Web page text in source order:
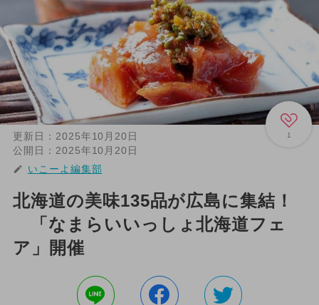
1
更新日： 2025年10月20日
公開日： 2025年10月20日
いこーよ編集部
北海道の美味135品が広島に集結！
「なまらいいっしょ北海道フェ
ア」開催